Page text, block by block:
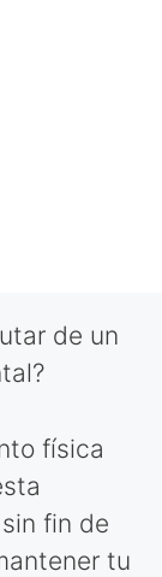
de un
física
fin de
tu